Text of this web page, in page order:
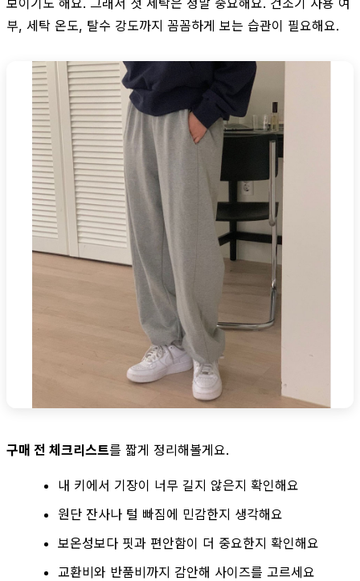
부, 세탁 온도, 탈수 강도까지 꼼꼼하게 보는 습관이 필요해요.
구매 전 체크리스트를 짧게 정리해볼게요.
내 키에서 기장이 너무 길지 않은지 확인해요
원단 잔사나 털 빠짐에 민감한지 생각해요
보온성보다 핏과 편안함이 더 중요한지 확인해요
교환비와 반품비까지 감안해 사이즈를 고르세요